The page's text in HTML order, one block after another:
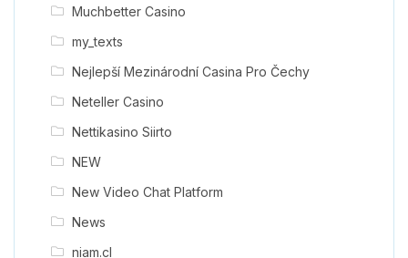
Muchbetter Casino
my_texts
Nejlepší Mezinárodní Casina Pro Čechy
Neteller Casino
Nettikasino Siirto
NEW
New Video Chat Platform
News
niam.cl